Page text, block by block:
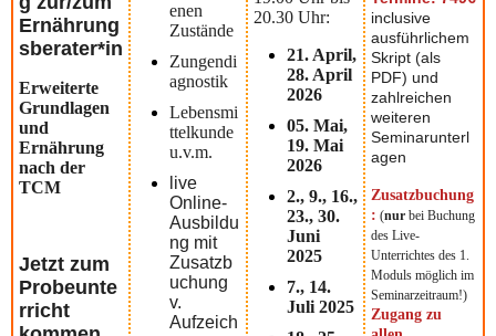
Ernährung
sberater*in
Erweiterte
Grundlagen
und
Ernährung
nach der
TCM
Jetzt zum
Probeunte
rricht
enen
Zustände
Zungendi
agnostik
Lebensmi
ttelkunde
u.v.m.
live
Online-
Ausbildu
ng mit
Zusatzb
uchung
v.
Aufzeich
20.30 Uhr:
21. April,
28. April
2026
05. Mai,
19. Mai
2026
2., 9., 16.,
23., 30.
Juni
2025
7., 14.
Juli 2025
inclusive
ausführlichem
Skript (als
PDF) und
zahlreichen
weiteren
Seminarunterl
agen
Zusatzbuchung
: (nur bei Buchung
des Live-
Unterrichtes des 1.
Moduls möglich im
Seminarzeitraum!)
Zugang zu